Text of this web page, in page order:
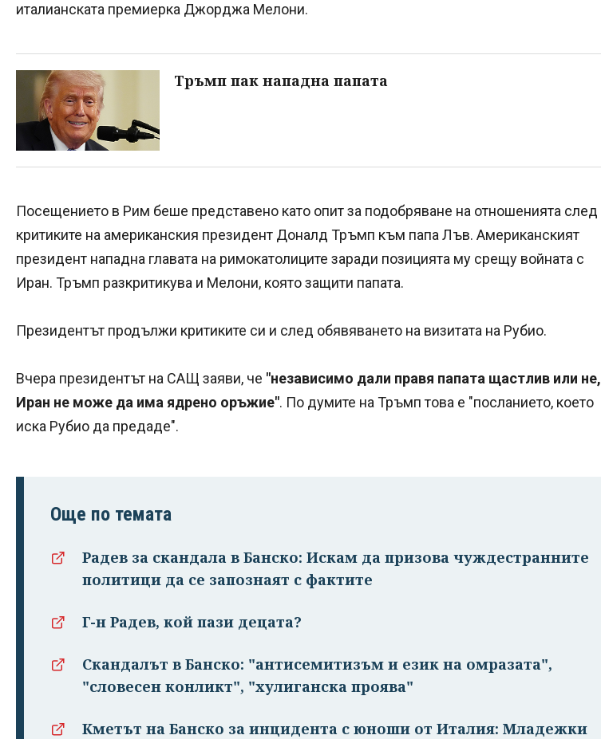
италианската премиерка Джорджа Мелони.
Тръмп пак нападна папата
Посещението в Рим беше представено като опит за подобряване на отношенията след
критиките на американския президент Доналд Тръмп към папа Лъв. Американският
президент нападна главата на римокатолиците заради позицията му срещу войната с
Иран. Тръмп разкритикува и Мелони, която защити папата.
Президентът продължи критиките си и след обявяването на визитата на Рубио.
Вчера президентът на САЩ заяви, че "независимо дали правя папата щастлив или не,
Иран не може да има ядрено оръжие". По думите на Тръмп това е "посланието, което
иска Рубио да предаде".
Още по темата
Радев за скандала в Банско: Искам да призова чуждестранните
политици да се запознаят с фактите
Г-н Радев, кой пази децата?
Скандалът в Банско: "антисемитизъм и език на омразата",
"словесен конликт", "хулиганска проява"
Кметът на Банско за инцидента с юноши от Италия: Младежки